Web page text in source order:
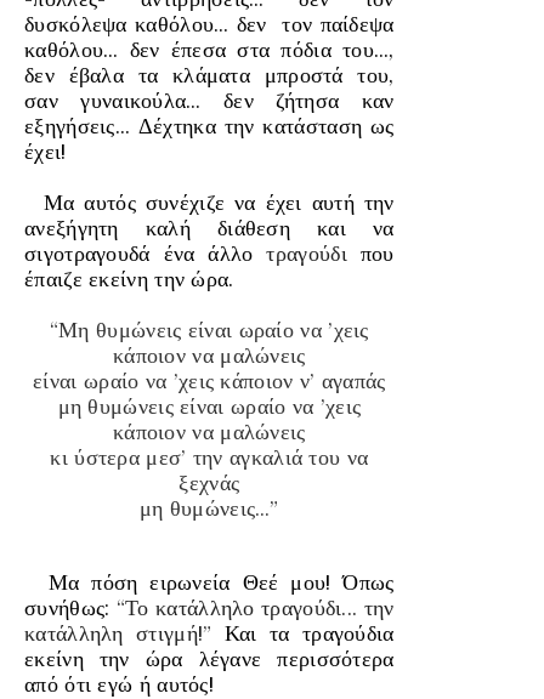
δυσκόλεψα καθόλου… δεν τον παίδεψα
καθόλου… δεν έπεσα στα πόδια του…,
δεν έβαλα τα κλάματα μπροστά του,
σαν γυναικούλα… δεν ζήτησα καν
εξηγήσεις… Δέχτηκα την κατάσταση ως
έχει!
Μα αυτός συνέχιζε να έχει αυτή την
ανεξήγητη καλή διάθεση και να
σιγοτραγουδά ένα άλλοτραγούδιπου
έπαιζε εκείνη την ώρα.
“Μη θυμώνεις είναι ωραίο να ’χεις
κάποιον να μαλώνεις
είναι ωραίο να ’χεις κάποιον ν’ αγαπάς
μη θυμώνεις είναι ωραίο να ’χεις
κάποιον να μαλώνεις
κι ύστερα μεσ’ την αγκαλιά του να
ξεχνάς
μη θυμώνεις…”
Μα πόση ειρωνεία Θεέ μου! Όπως
συνήθως: “Το κατάλληλο τραγούδι... την
κατάλληλη στιγμή!” Και τα τραγούδια
εκείνη την ώρα λέγανε περισσότερα
από ότι εγώ ή αυτός!